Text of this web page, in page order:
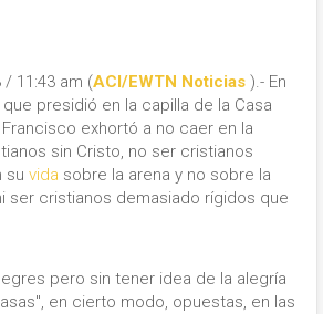
/ 11:43 am (ACI/EWTN Noticias ).- En
que presidió en la capilla de la Casa
exhortó a no caer en la
sin Cristo, no ser cristianos
su vida sobre la arena y no sobre la
ser cristianos demasiado rígidos que
pero sin tener idea de la alegría
en cierto modo, opuestas, en las